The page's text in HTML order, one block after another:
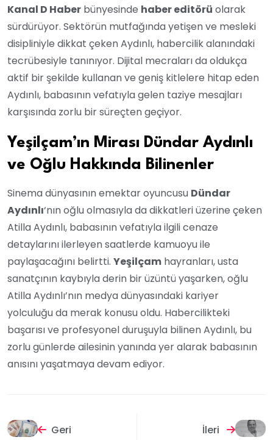
Kanal D Haber bünyesinde haber editörü olarak
sürdürüyor. Sektörün mutfağında yetişen ve mesleki
disipliniyle dikkat çeken Aydınlı, habercilik alanındaki
tecrübesiyle tanınıyor. Dijital mecraları da oldukça
aktif bir şekilde kullanan ve geniş kitlelere hitap eden
Aydınlı, babasının vefatıyla gelen taziye mesajları
karşısında zorlu bir süreçten geçiyor.
Yeşilçam’ın Mirası Dündar Aydınlı
ve Oğlu Hakkında Bilinenler
Sinema dünyasının emektar oyuncusu Dündar
Aydınlı‘nın oğlu olmasıyla da dikkatleri üzerine çeken
Atilla Aydınlı, babasının vefatıyla ilgili cenaze
detaylarını ilerleyen saatlerde kamuoyu ile
paylaşacağını belirtti. Yeşilçam hayranları, usta
sanatçının kaybıyla derin bir üzüntü yaşarken, oğlu
Atilla Aydınlı’nın medya dünyasındaki kariyer
yolculuğu da merak konusu oldu. Habercilikteki
başarısı ve profesyonel duruşuyla bilinen Aydınlı, bu
zorlu günlerde ailesinin yanında yer alarak babasının
anısını yaşatmaya devam ediyor.
Geri İleri